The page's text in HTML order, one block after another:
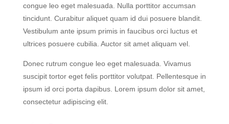
congue leo eget malesuada. Nulla porttitor accumsan
tincidunt. Curabitur aliquet quam id dui posuere blandit.
Vestibulum ante ipsum primis in faucibus orci luctus et
ultrices posuere cubilia. Auctor sit amet aliquam vel.
Donec rutrum congue leo eget malesuada. Vivamus
suscipit tortor eget felis porttitor volutpat. Pellentesque in
ipsum id orci porta dapibus. Lorem ipsum dolor sit amet,
consectetur adipiscing elit.